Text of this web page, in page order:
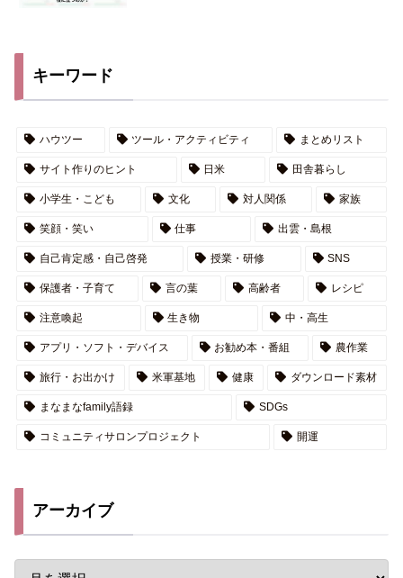
キーワード
ハウツー ツール・アクティビティ まとめリスト
サイト作りのヒント 日米 田舎暮らし
小学生・こども 文化 対人関係 家族
笑顔・笑い 仕事 出雲・島根
自己肯定感・自己啓発 授業・研修 SNS
保護者・子育て 言の葉 高齢者 レシピ
注意喚起 生き物 中・高生
アプリ・ソフト・デバイス お勧め本・番組 農作業
旅行・お出かけ 米軍基地 健康 ダウンロード素材
まなまなfamily語録 SDGs
コミュニティサロンプロジェクト 開運
アーカイブ